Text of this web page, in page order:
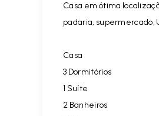
Casa em ótima
padaria, supermercado,
Casa
3 Dormitórios
1 Suíte
2 Banheiros